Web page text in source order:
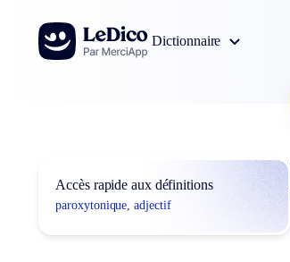
Aller au contenu
Dictionnaire
Accès rapide aux définitions
paroxytonique, adjectif